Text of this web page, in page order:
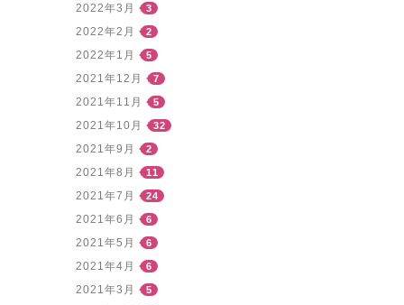
2022年3月 3
2022年2月 2
2022年1月 5
2021年12月 7
2021年11月 5
2021年10月 32
2021年9月 2
2021年8月 11
2021年7月 24
2021年6月 6
2021年5月 6
2021年4月 6
2021年3月 5